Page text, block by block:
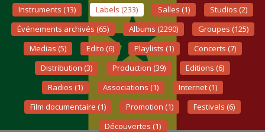
Instruments (13)
Labels (233) Salles (1)
Studios (2)
Événements archivés (65)
Albums (2290)
Groupes (125)
Medias (5)
Edito (6) Playlists (1)
Concerts (7)
Distribution (3)
Production (39)
Editions (6)
Radios (1)
Associations (1)
Internet (1)
Film documentaire (1)
Promotion (1)
Festivals (6)
Découvertes (1)